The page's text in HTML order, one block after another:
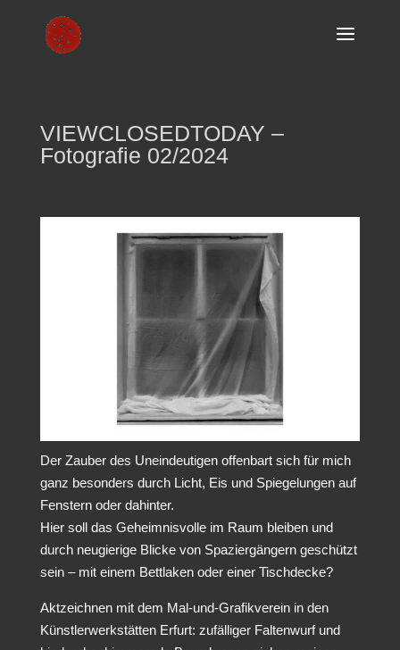
VIEWCLOSEDTODAY –
Fotografie 02/2024
Der Zauber des Uneindeutigen offenbart sich für mich
ganz besonders durch Licht, Eis und Spiegelungen auf
Fenstern oder dahinter.
Hier soll das Geheimnisvolle im Raum bleiben und
durch neugierige Blicke von Spaziergängern geschützt
sein – mit einem Bettlaken oder einer Tischdecke?
Aktzeichnen mit dem Mal-und-Grafikverein in den
Künstlerwerkstätten Erfurt: zufälliger Faltenwurf und